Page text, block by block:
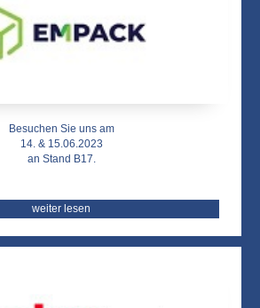
Besuchen Sie uns am
14. & 15.06.2023
an Stand B17.
weiter lesen